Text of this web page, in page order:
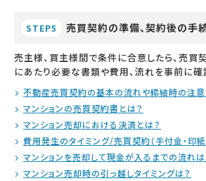
STEP5 売買契約の準備、契約後の手
売主様、買主様間で条件に合意したら、売買
にあたり必要な書類や費用、流れを事前に確
不動産売買契約の基本の流れや締結時の注
マンションの売買契約書とは？
マンション売却における決済とは？
費用発生のタイミング/売買契約（手付金・印紙
マンションを売却して現金が入るまでの流れは
マンション売却時の引っ越しタイミングは？